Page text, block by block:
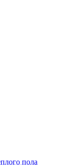
пола